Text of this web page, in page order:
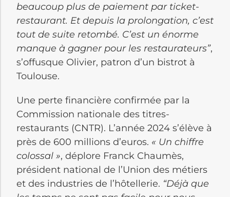
beaucoup plus de paiement par ticket-
restaurant. Et depuis la prolongation, c’est
tout de suite retombé. C’est un énorme
manque à gagner pour les restaurateurs”,
s’offusque Olivier, patron d’un bistrot à
Toulouse.
Une perte financière confirmée par la
Commission nationale des titres-
restaurants (CNTR). L’année 2024 s’élève à
près de 600 millions d’euros. « Un chiffre
colossal », déplore Franck Chaumès,
président national de l’Union des métiers
et des industries de l’hôtellerie. “Déjà que